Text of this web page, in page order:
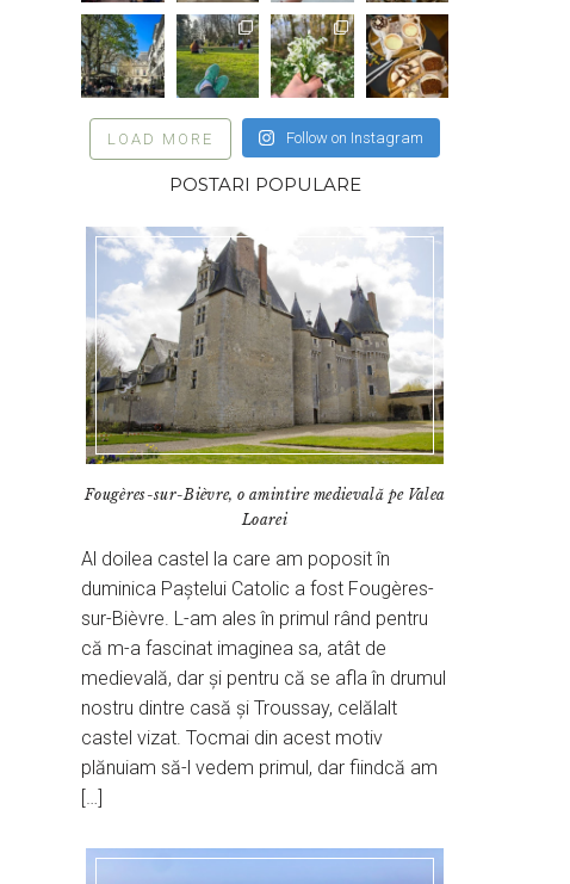
LOAD MORE Follow on Instagram
POSTARI POPULARE
Fougères-sur-Bièvre, o amintire medievală pe Valea
Loarei
Al doilea castel la care am poposit în
duminica Paștelui Catolic a fost Fougères-
sur-Bièvre. L-am ales în primul rând pentru
că m-a fascinat imaginea sa, atât de
medievală, dar și pentru că se afla în drumul
nostru dintre casă și Troussay, celălalt
castel vizat. Tocmai din acest motiv
plănuiam să-l vedem primul, dar fiindcă am
[…]